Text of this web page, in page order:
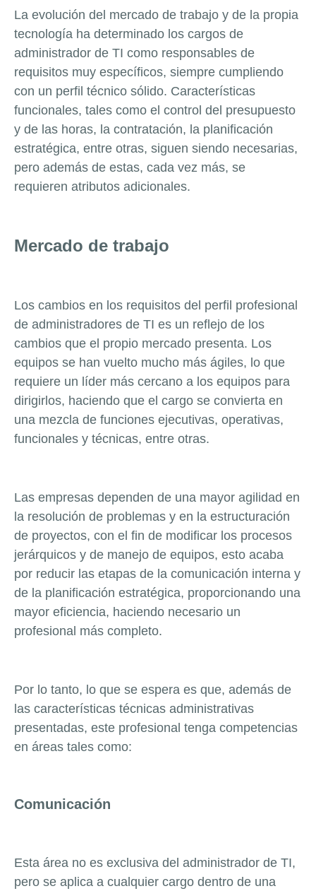
La evolución del mercado de trabajo y de la propia
tecnología ha determinado los cargos de
administrador de TI como responsables de
requisitos muy específicos, siempre cumpliendo
con un perfil técnico sólido. Características
funcionales, tales como el control del presupuesto
y de las horas, la contratación, la planificación
estratégica, entre otras, siguen siendo necesarias,
pero además de estas, cada vez más, se
requieren atributos adicionales.
Mercado de trabajo
Los cambios en los requisitos del perfil profesional
de administradores de TI es un reflejo de los
cambios que el propio mercado presenta. Los
equipos se han vuelto mucho más ágiles, lo que
requiere un líder más cercano a los equipos para
dirigirlos, haciendo que el cargo se convierta en
una mezcla de funciones ejecutivas, operativas,
funcionales y técnicas, entre otras.
Las empresas dependen de una mayor agilidad en
la resolución de problemas y en la estructuración
de proyectos, con el fin de modificar los procesos
jerárquicos y de manejo de equipos, esto acaba
por reducir las etapas de la comunicación interna y
de la planificación estratégica, proporcionando una
mayor eficiencia, haciendo necesario un
profesional más completo.
Por lo tanto, lo que se espera es que, además de
las características técnicas administrativas
presentadas, este profesional tenga competencias
en áreas tales como:
Comunicación
Esta área no es exclusiva del administrador de TI,
pero se aplica a cualquier cargo dentro de una